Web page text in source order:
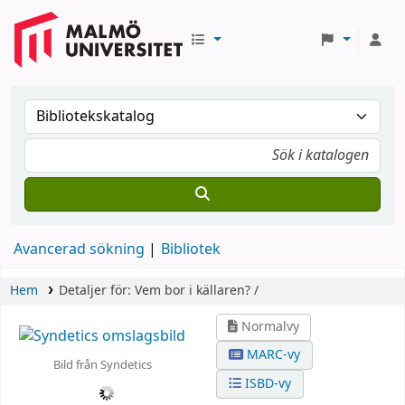
Avancerad sökning Bibliotek
Hem Detaljer för: Vem bor i källaren? /
Bild från Syndetics
Normalvy
MARC-vy
ISBD-vy